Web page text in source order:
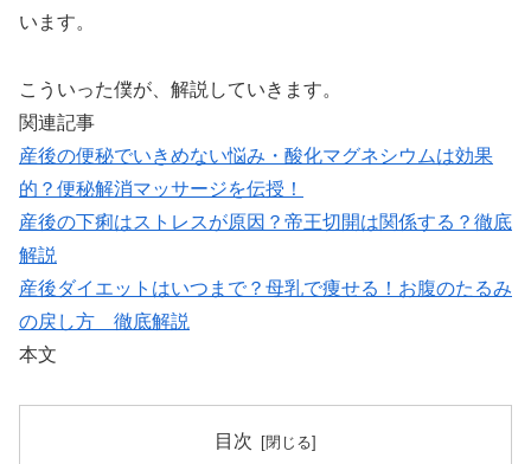
います。
こういった僕が、解説していきます。
関連記事
産後の便秘でいきめない悩み・酸化マグネシウムは効果
的？便秘解消マッサージを伝授！
産後の下痢はストレスが原因？帝王切開は関係する？徹底
解説
産後ダイエットはいつまで？母乳で痩せる！お腹のたるみ
の戻し方 徹底解説
本文
目次